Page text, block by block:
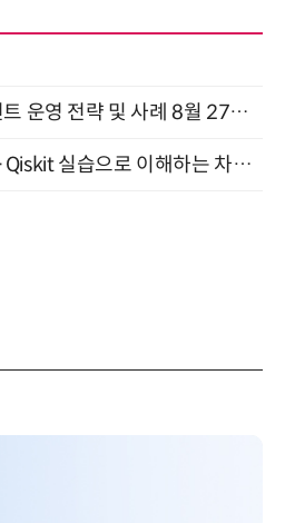
성과를 만드는 AI 에이전트 운영 전략 및 사례 8월 27일 개최
“큐비트·양자 알고리즘·Qiskit 실습으로 이해하는 차세대 컴퓨팅” (8/28)